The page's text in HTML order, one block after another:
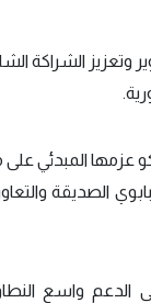
الشراكة
المبدئي على
الصديقة
على الدعم واسع